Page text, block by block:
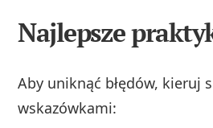
Najlepsze
Aby uniknąć błędów, kieruj
wskazówkami: